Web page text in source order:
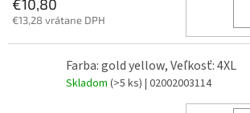
€10,80
€13,28 vrátane DPH
Farba: gold yellow, Veľkosť: 4XL
Skladom (>5 ks) | 02002003114